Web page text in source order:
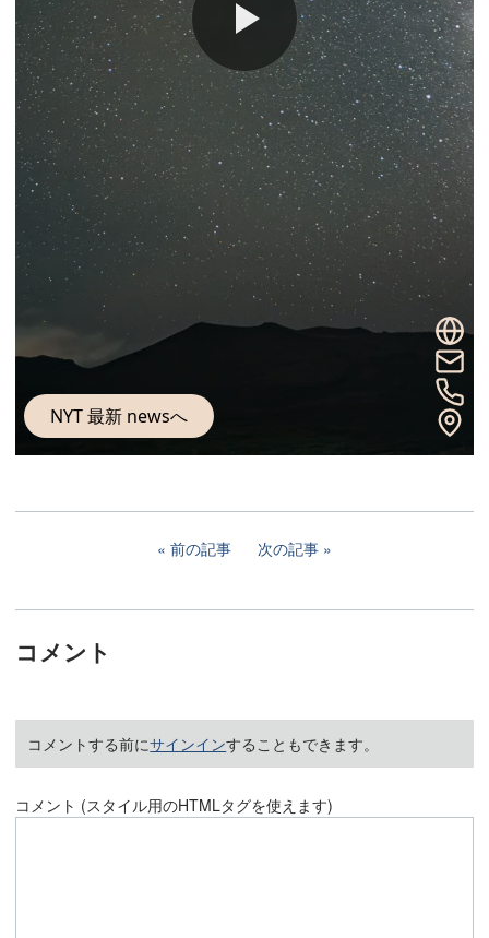
前の記事 次の記事
コメント
コメントする前にサインインすることもできます。
コメント (スタイル用のHTMLタグを使えます)